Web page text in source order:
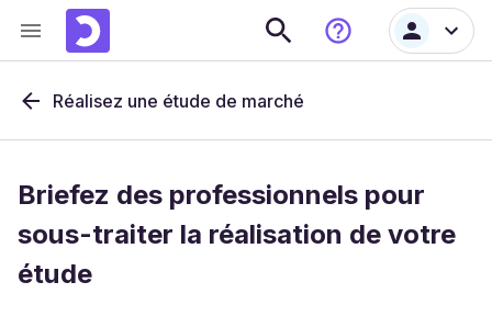
Réalisez une étude de marché
Briefez des professionnels pour
sous-traiter la réalisation de votre
étude